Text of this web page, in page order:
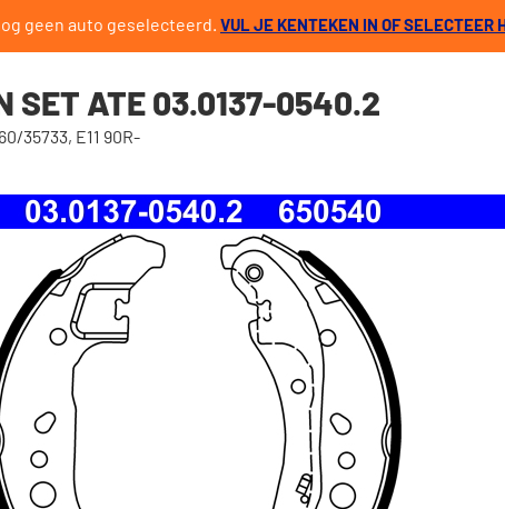
geen auto geselecteerd. VUL JE KENTEKEN IN OF SELECTEER
SET ATE 03.0137-0540.2
35733, E11 90R-